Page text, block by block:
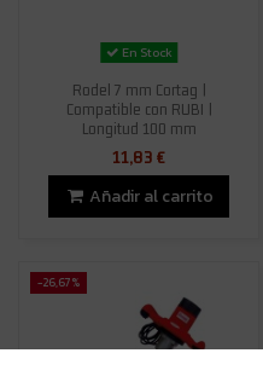
En Stock
Rodel 7 mm Cortag |
Compatible con RUBI |
Longitud 100 mm
11,83 €
Añadir al carrito
-26,67%